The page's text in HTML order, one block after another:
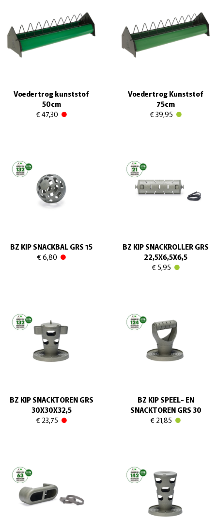
Voedertrog kunststof
50cm
€ 47,30
Voedertrog Kunststof
75cm
€ 39,95
BZ KIP SNACKBAL GRS 15
€ 6,80
BZ KIP SNACKROLLER GRS
22,5X6,5X6,5
€ 5,95
BZ KIP SNACKTOREN GRS
30X30X32,5
€ 23,75
BZ KIP SPEEL- EN
SNACKTOREN GRS 30
€ 21,85